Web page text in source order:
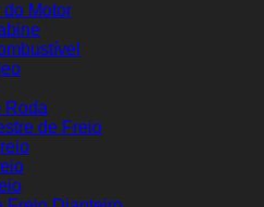
do Motor
Roda
de Freio